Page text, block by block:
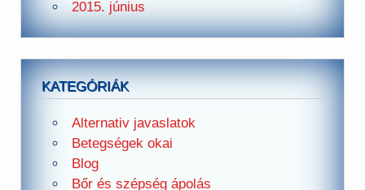
2015. június
KATEGÓRIÁK
Alternativ javaslatok
Betegségek okai
Blog
Bőr és szépség ápolás